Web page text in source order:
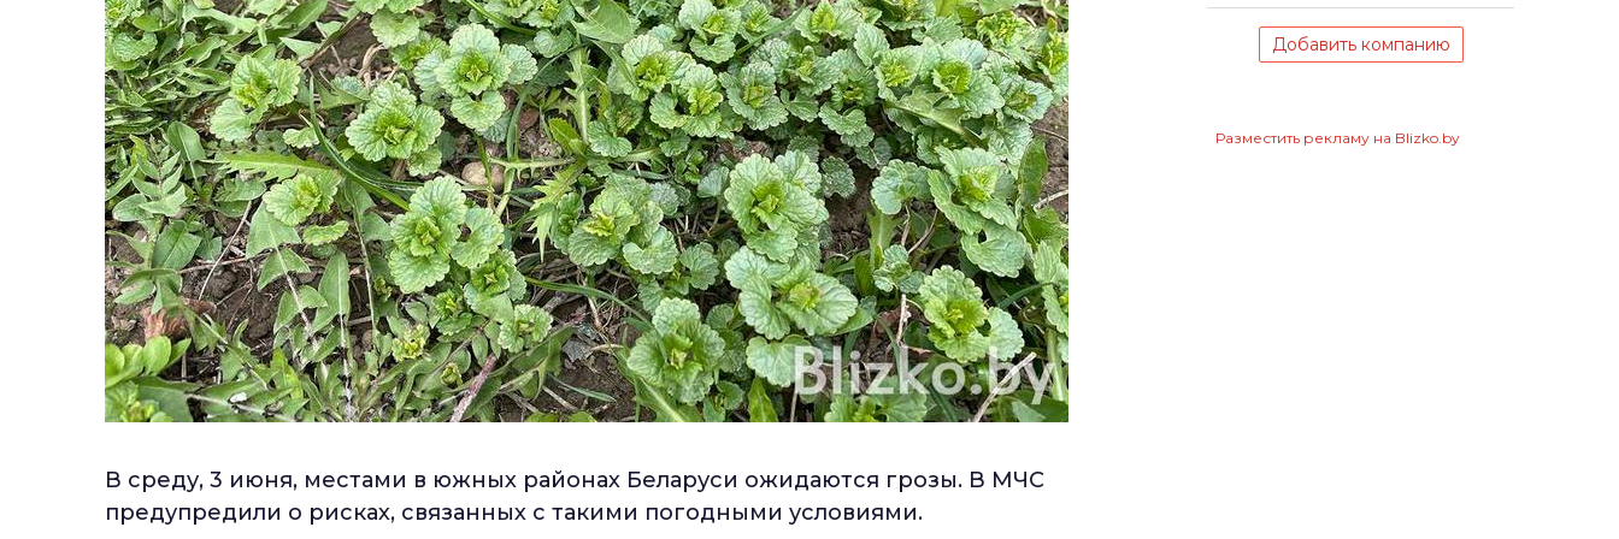
В среду, 3 июня, местами в южных районах Беларуси ожидаются грозы. В МЧС
предупредили о рисках, связанных с такими погодными условиями.
Добавить компанию
Разместить рекламу на Blizko.by